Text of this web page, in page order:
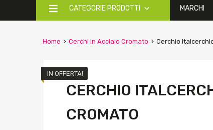
CATEGORIE PRODOTTI MARCHI
Home Cerchi in Acciaio Cromato Cerchio
CERCHIO
CROMATO
IN OFFERTA!